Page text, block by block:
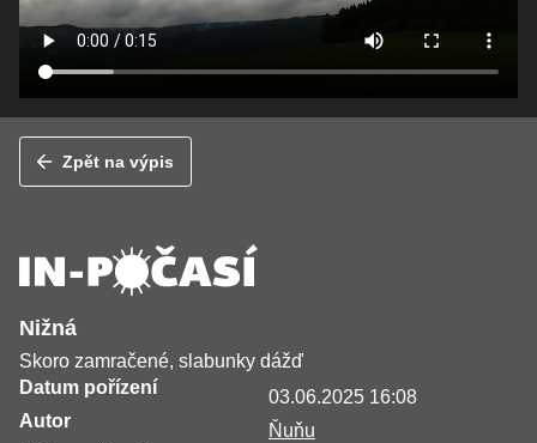
Zpět na výpis
Nižná
Skoro zamračené, slabunky dážď
Datum pořízení
03.06.2025 16:08
Autor
Ňuňu